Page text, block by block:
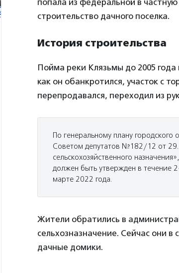
строительство дачного поселка.
История строительства
Пойма реки Клязьмы до 2005
как он обанкротился, участок с
перепродавался, переходил из
По генеральному плану
Советом депутатов №182/12 от
сельскохозяйственного
должен быть утвержден в течение
марте 2022 года.
Жители обратились в
сельхозназначение. Сейчас они в
дачные домики.